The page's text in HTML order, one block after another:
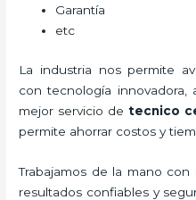
Garantía
etc
La industria nos permite
con tecnología
mejor servicio de tecnico
permite ahorrar costos y
Trabajamos de la mano
resultados confiables y